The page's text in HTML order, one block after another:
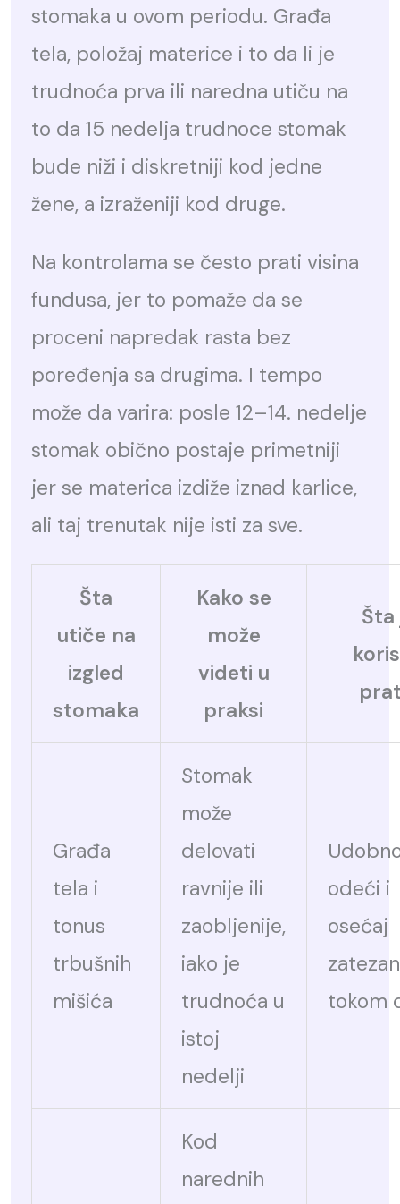
stomaka u ovom periodu. Građa
tela, položaj materice i to da li je
trudnoća prva ili naredna utiču na
to da 15 nedelja trudnoce stomak
bude niži i diskretniji kod jedne
žene, a izraženiji kod druge.
Na kontrolama se često prati visina
fundusa, jer to pomaže da se
proceni napredak rasta bez
poređenja sa drugima. I tempo
može da varira: posle 12–14. nedelje
stomak obično postaje primetniji
jer se materica izdiže iznad karlice,
ali taj trenutak nije isti za sve.
Šta
utiče na
izgled
stomaka
Kako se
može
videti u
praksi
Šta
Građa
tela i
tonus
trbušnih
mišića
Stomak
može
delovati
ravnije ili
zaobljenije,
iako je
trudnoća u
istoj
nedelji
odeći i
osećaj
tokom
Kod
narednih